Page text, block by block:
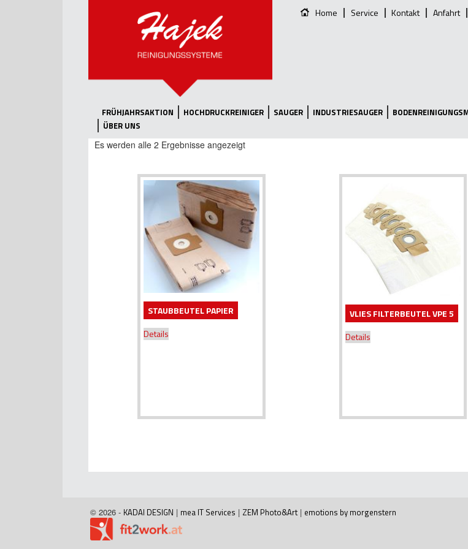
Home Service Kontakt Anfahrt
FRÜHJAHRSAKTION HOCHDRUCKREINIGER SAUGER INDUSTRIESAUGER
ÜBER UNS
Es werden alle 2 Ergebnisse angezeigt
STAUBBEUTEL PAPIER
Details
VLIES FILTERBEUTEL VPE 5
Details
© 2026 - KADAI DESIGN | mea IT Services | ZEM Photo&Art | emotions by morgenstern